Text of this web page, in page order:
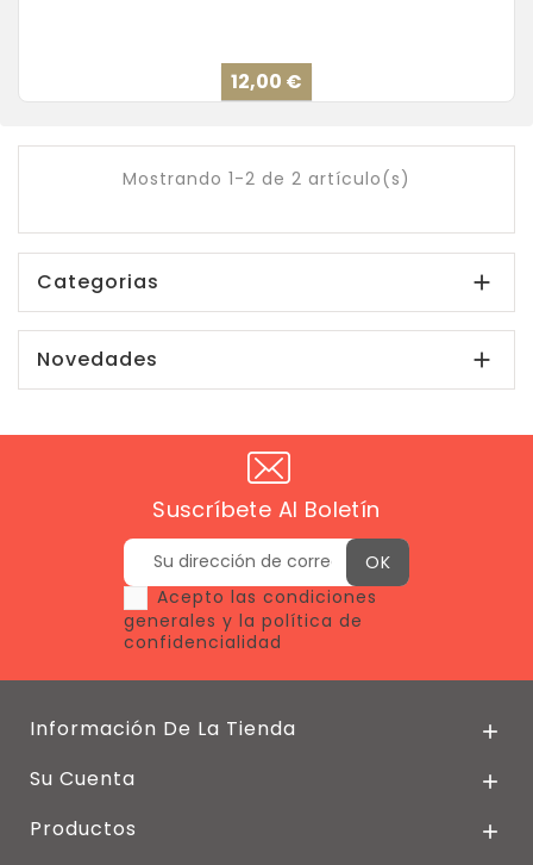
12,00 €
Mostrando 1-2 de 2 artículo(s)
Categorias 
Novedades 
Suscríbete Al Boletín
Acepto las condiciones
generales y la política de
confidencialidad
Información De La Tienda 
Su Cuenta 
Productos 